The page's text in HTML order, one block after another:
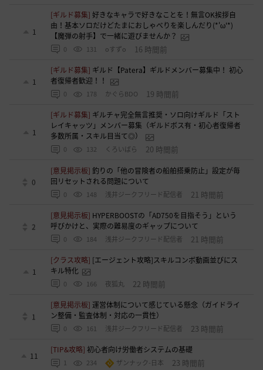
1
[ギルド募集]好きなキャラで好きなことを！無言OK挨拶自
由！基本ソロだけどたまにおしゃべりを楽しんだり(*'ω'*)
【魔弾の射手】で一緒に遊びませんか？
0 131 oすずo 16 時間前
1
[ギルド募集] ギルド【Patera】ギルドメンバー募集中！ 初心
者復帰者歓迎！！
0 178 かぐらBDO 19 時間前
1
[ギルド募集] ギルチャ完全無言推奨・ソロ向けギルド「スト
レイキャッツ」メンバー募集（ギルドボス有・初心者復帰者
多数所属・スキル目当て◎）
0 132 くろいばら 20 時間前
0
[意見掲示板]釣りの「他の冒険者の船舶搭乗防止」設定が毎
回リセットされる問題について
0 148 浅井ジークフリード配信者 21 時間前
2
[意見掲示板] HYPERBOOSTの「AD750を目指そう」という
呼びかけと、実際の難易度のギャップについて
0 184 浅井ジークフリード配信者 21 時間前
1
[クラス攻略] [エージェント攻略]スキルコンボ動画並びにス
キル特化
0 166 夜狐丸 22 時間前
1
[意見掲示板]運営体制について感じている懸念（ガイドライ
ン整備・監査体制・対応の一貫性）
0 161 浅井ジークフリード配信者 23 時間前
11
[TIP&攻略]初心者向け労働者システムの基礎
1 234 ザンナック-日本 23 時間前